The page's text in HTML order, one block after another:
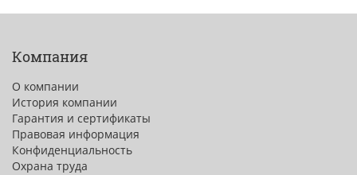
Компания
О компании
История компании
Гарантия и сертификаты
Правовая информация
Конфиденциальность
Охрана труда